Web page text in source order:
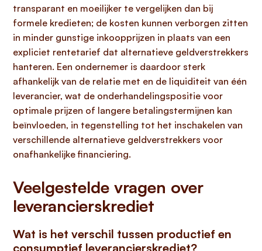
transparant en moeilijker te vergelijken dan bij
formele kredieten; de kosten kunnen verborgen zitten
in minder gunstige inkoopprijzen in plaats van een
expliciet rentetarief dat alternatieve geldverstrekkers
hanteren. Een ondernemer is daardoor sterk
afhankelijk van de relatie met en de liquiditeit van één
leverancier, wat de onderhandelingspositie voor
optimale prijzen of langere betalingstermijnen kan
beïnvloeden, in tegenstelling tot het inschakelen van
verschillende alternatieve geldverstrekkers voor
onafhankelijke financiering.
Veelgestelde vragen over
leverancierskrediet
Wat is het verschil tussen productief en
consumptief leverancierskrediet?